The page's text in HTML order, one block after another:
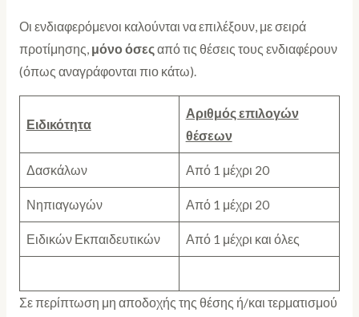
Οι ενδιαφερόμενοι καλούνται να επιλέξουν, με σειρά
προτίμησης, μόνο όσεςαπό τις θέσεις τους ενδιαφέρουν
(όπως αναγράφονται πιο κάτω).
Ειδικότητα
Αριθμός επιλογών
θέσεων
Δασκάλων Από 1 μέχρι 20
Νηπιαγωγών Από 1 μέχρι 20
Ειδικών Εκπαιδευτικών Από 1 μέχρι και όλες
Σε περίπτωση μη αποδοχής της θέσης ή/και τερματισμού